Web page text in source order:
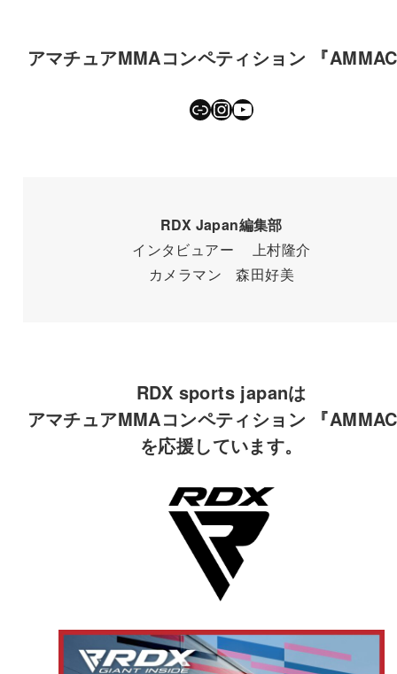
アマチュアMMAコンペティション 『
リンクInstagram
YouTube
RDX Japan編集部
インタビュアー 上村隆介
カメラマン 森田好美
RDX sports japanは
アマチュアMMAコンペティション 『
を応援しています。